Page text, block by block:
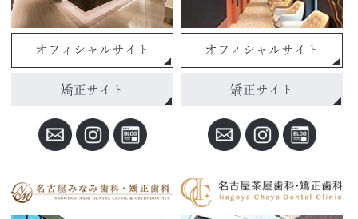
オフィシャルサイト
矯正サイト
オフィシャルサイト
矯正サイト